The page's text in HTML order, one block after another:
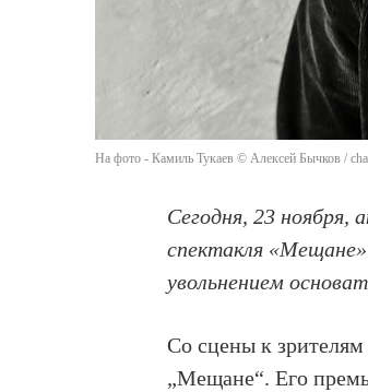
На фото - Камиль Тукаев © Алексей Бычков /
Сегодня, 23 ноября,
спектакля
увольнением
Со сцены к
„Мещане“. Его